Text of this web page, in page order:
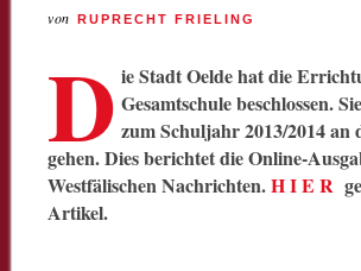
von RUPRECHT FRIELING
D ie Stadt Oelde hat die
Gesamtschule beschlossen.
zum Schuljahr 2013/2014 an
gehen. Dies berichtet die Online-
Westfälischen Nachrichten.H I E R
Artikel.